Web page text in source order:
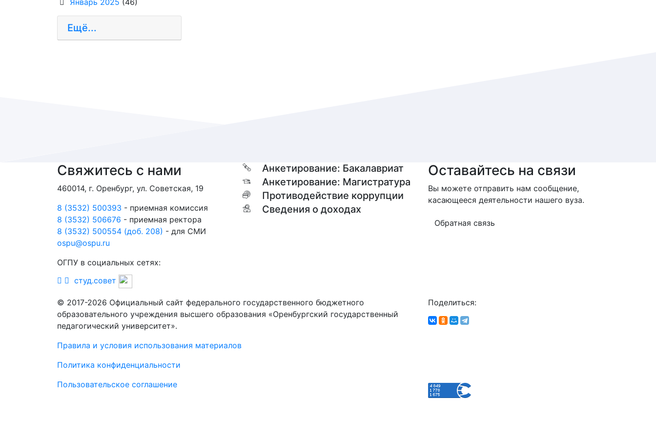
Январь 2025 (46)
Ещё...
Свяжитесь с нами
460014, г. Оренбург, ул. Советская, 19
8 (3532) 500393 - приемная комиссия
8 (3532) 506676 - приемная ректора
8 (3532) 500554 (доб. 208) - для СМИ
ospu@ospu.ru
ОГПУ в социальных сетях:
студ.совет
Анкетирование: Бакалавриат
Анкетирование: Магистратура
Противодействие коррупции
Сведения о доходах
Оставайтесь на связи
Вы можете отправить нам сообщение,
касающееся деятельности нашего вуза.
Обратная связь
© 2017-2026 Официальный сайт федерального государственного бюджетного
образовательного учреждения высшего образования «Оренбургский государственный
педагогический университет».
Правила и условия использования материалов
Политика конфиденциальности
Пользовательское соглашение
Поделиться: